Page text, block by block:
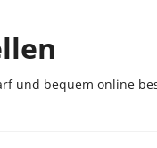
und bequem online